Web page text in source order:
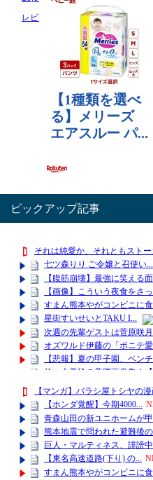
レビュー数：0
ピックアップ記事